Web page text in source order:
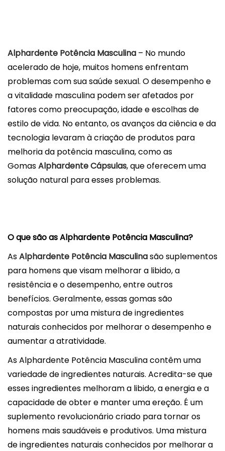
Alphardente Potência Masculina – No mundo
acelerado de hoje, muitos homens enfrentam
problemas com sua saúde sexual. O desempenho e
a vitalidade masculina podem ser afetados por
fatores como preocupação, idade e escolhas de
estilo de vida. No entanto, os avanços da ciência e da
tecnologia levaram à criação de produtos para
melhoria da potência masculina, como as
GomasAlphardente Cápsulas, que oferecem uma
solução natural para esses problemas.
O que são as Alphardente Potência Masculina?
AsAlphardente Potência Masculinasão suplementos
para homens que visam melhorar a libido, a
resistência e o desempenho, entre outros
benefícios. Geralmente, essas gomas são
compostas por uma mistura de ingredientes
naturais conhecidos por melhorar o desempenho e
aumentar a atratividade.
As Alphardente Potência Masculina contêm uma
variedade de ingredientes naturais. Acredita-se que
esses ingredientes melhoram a libido, a energia e a
capacidade de obter e manter uma ereção. É um
suplemento revolucionário criado para tornar os
homens mais saudáveis e produtivos. Uma mistura
de ingredientes naturais conhecidos por melhorar a